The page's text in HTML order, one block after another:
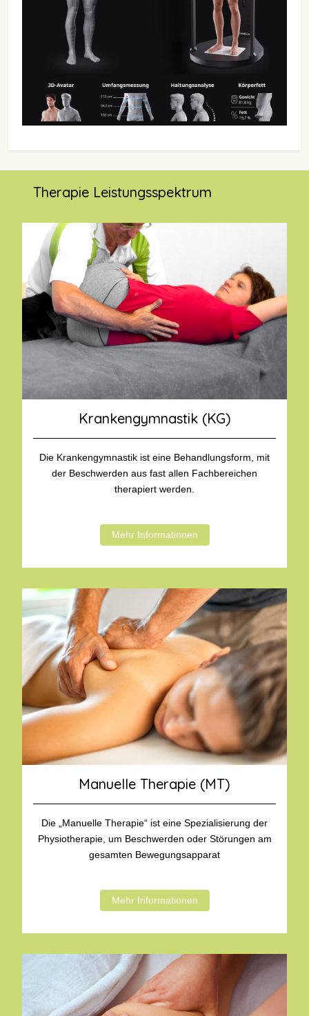
Therapie Leistungsspektrum
Krankengymnastik (KG)
Die Krankengymnastik ist eine Behandlungsform, mit
der Beschwerden aus fast allen Fachbereichen
therapiert werden.
Mehr Informationen
Manuelle Therapie (MT)
Die „Manuelle Therapie“ ist eine Spezialisierung der
Physiotherapie, um Beschwerden oder Störungen am
gesamten Bewegungsapparat
Mehr Informationen